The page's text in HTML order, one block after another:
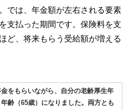
では、年金額が左右される要素
支払った期間です。保険料を支
ど、将来もらう受給額が増える
をもらいながら、自分の老齢厚生年
齢（65歳）になりました。両方とも